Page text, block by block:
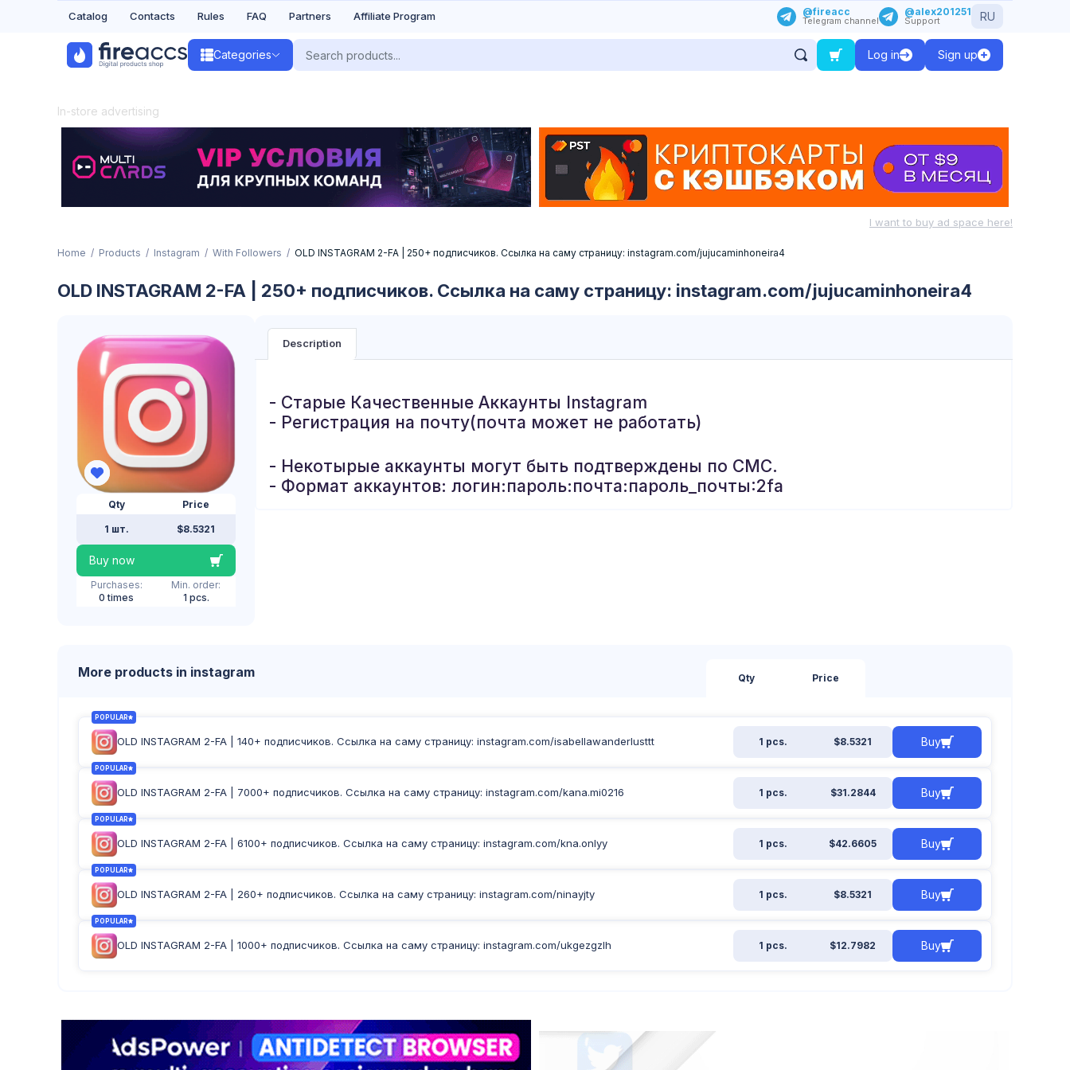
Catalog Contacts Rules FAQ Partners Affiliate Program @fireacc
Telegram channel
@alex201251
Support RU
Categories Log in Sign up
In-store advertising
I want to buy ad space here!
Home Products Instagram With Followers OLD INSTAGRAM 2-FA | 250+ подписчиков. Ссылка на саму страницу: instagram.com/jujucaminhoneira4
OLD INSTAGRAM 2-FA | 250+ подписчиков. Ссылка на саму страницу: instagram.com/jujucaminhoneira4
Qty
1 шт.
Price
$8.5321
Buy now
Purchases:
0 times
Min. order:
1 pcs.
Description
- Старые Качественные Аккаунты Instagram
- Регистрация на почту(почта может не работать)
- Некотырые аккаунты могут быть подтверждены по СМС.
- Формат аккаунтов: логин:пароль:почта:пароль_почты:2fa
More products in instagram Qty Price
POPULAR
OLD INSTAGRAM 2-FA | 140+ подписчиков. Ссылка на саму страницу: instagram.com/isabellawanderlusttt 1 pcs. $8.5321 Buy
POPULAR
OLD INSTAGRAM 2-FA | 7000+ подписчиков. Ссылка на саму страницу: instagram.com/kana.mi0216 1 pcs. $31.2844 Buy
POPULAR
OLD INSTAGRAM 2-FA | 6100+ подписчиков. Ссылка на саму страницу: instagram.com/kna.onlyy 1 pcs. $42.6605 Buy
POPULAR
OLD INSTAGRAM 2-FA | 260+ подписчиков. Ссылка на саму страницу: instagram.com/ninayjty 1 pcs. $8.5321 Buy
POPULAR
OLD INSTAGRAM 2-FA | 1000+ подписчиков. Ссылка на саму страницу: instagram.com/ukgezgzlh 1 pcs. $12.7982 Buy